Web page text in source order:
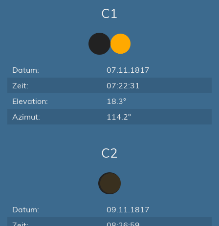
C1
Datum:
07.11.1817
Zeit:
07:22:31
Elevation:
18.3°
Azimut:
114.2°
C2
Datum:
09.11.1817